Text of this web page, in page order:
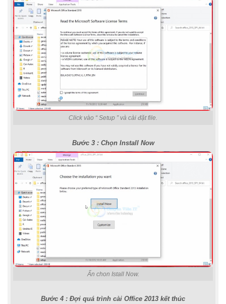
Click vào “ Setup ” và cài đặt file.
Bước 3 : Chọn Install Now
Ấn chon Istall Now.
Bước 4 : Đợi quá trình cài Office 2013 kết thúc